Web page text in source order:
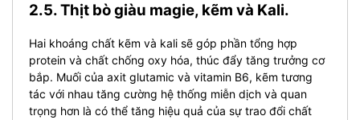
2.5. Thịt bò giàu magie, kẽm và Kali.
Hai khoáng chất kẽm và kali sẽ góp phần tổng hợp
protein và chất chống oxy hóa, thúc đẩy tăng trưởng cơ
bắp. Muối của axit glutamic và vitamin B6, kẽm tương
tác với nhau tăng cường hệ thống miễn dịch và quan
trọng hơn là có thể tăng hiệu quả của sự trao đổi chất